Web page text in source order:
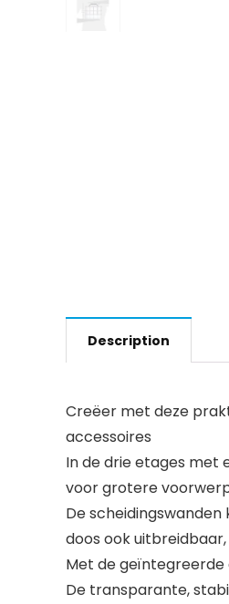
Description
Creëer met deze
accessoires
In de drie etages met
voor grotere
De
doos ook
Met de
De transparante,